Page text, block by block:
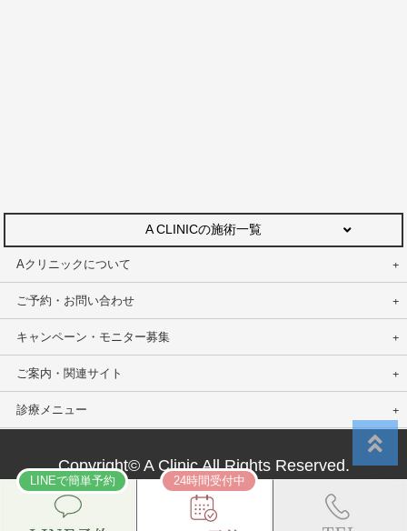
A CLINICの施術一覧
Aクリニックについて
ご予約・お問い合わせ
キャンペーン・モニター募集
ご案内・関連サイト
診療メニュー
LINEで簡単予約 24時間受付中
Copyright© A Clinic All Rights Reserved.